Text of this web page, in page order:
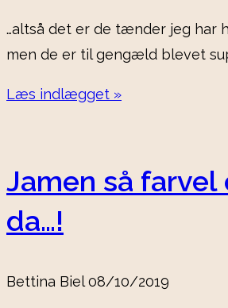
…altså det er de tænder jeg har
men de er til gengæld blevet
Læs indlægget »
Jamen så farvel
da…!
Bettina Biel08/10/2019